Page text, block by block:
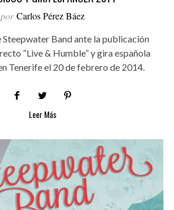
por Carlos Pérez Báez
Steepwater Band ante la publicación
“Live & Humble” y gira española
Tenerife el 20 de febrero de 2014.
Leer Más